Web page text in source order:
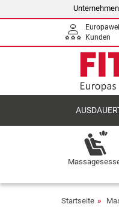
Unternehmen
Kunden
Startseite